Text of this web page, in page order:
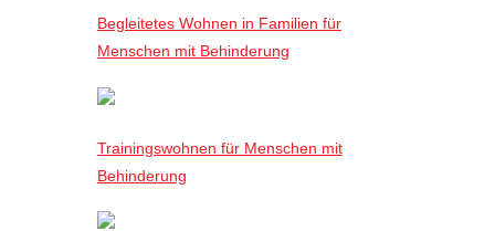
Begleitetes Wohnen in Familien für
Menschen mit Behinderung
Trainingswohnen für Menschen mit
Behinderung